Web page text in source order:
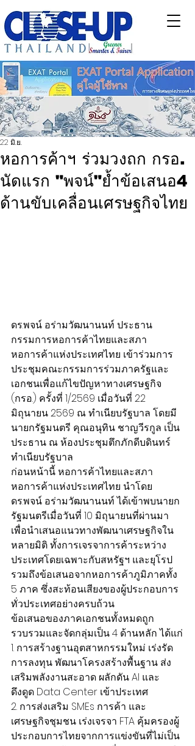
หอการค้าฯ ร่วมวงถก กรอ.
นัดแรก "พจน์"ย้ำข้อเสนอ4
ด้านขับเคลื่อนเศรษฐกิจไทย
22 มิ.ย.
ดร.พจน์ อร่ามวัฒนานนท์ ประธาน
กรรมการหอการค้าไทยและสภา
หอการค้าแห่งประเทศไทย เข้าร่วมการ
ประชุมคณะกรรมการร่วมภาครัฐและ
เอกชนเพื่อแก้ไขปัญหาทางเศรษฐกิจ
(กรอ.) ครั้งที่ 1/2569 เมื่อวันที่ 22
มิถุนายน 2569 ณ ทำเนียบรัฐบาล โดยมี
นายกรัฐมนตรี คุณอนุทิน ชาญวีรกูล เป็น
ประธาน ณ ห้องประชุมตึกภักดีบดินทร์
ทำเนียบรัฐบาล
ก่อนหน้านี้ หอการค้าไทยและสภา
หอการค้าแห่งประเทศไทย นำโดย
ดร.พจน์ อร่ามวัฒนานนท์ ได้เข้าพบนายก
รัฐมนตรีเมื่อวันที่ 10 มิถุนายนที่ผ่านมา
เพื่อนำเสนอแนวทางพัฒนาเศรษฐกิจใน
หลายมิติ ทั้งการเจรจาการค้าระหว่าง
ประเทศโดยเฉพาะกับสหรัฐฯ และยุโรป
รวมถึงข้อเสนอจากหอการค้าภูมิภาคทั้ง
5 ภาค ซึ่งสะท้อนเสียงของผู้ประกอบการ
ทั่วประเทศอย่างครบถ้วน
ข้อเสนอของภาคเอกชนทั้งหมดถูก
รวบรวมและจัดกลุ่มเป็น 4 ด้านหลัก ได้แก่
1. การสร้างฐานอุตสาหกรรมใหม่ เร่งรัด
การลงทุน พัฒนาโครงสร้างพื้นฐาน ส่ง
เสริมพลังงานสะอาด ผลักดัน AI และ
ดึงดูด Data Center เข้าประเทศ
2. การส่งเสริม SMEs การค้า และ
เศรษฐกิจชุมชน เร่งเจรจา FTA คุ้มครองผู้
ประกอบการไทยจากการแข่งขันที่ไม่เป็น